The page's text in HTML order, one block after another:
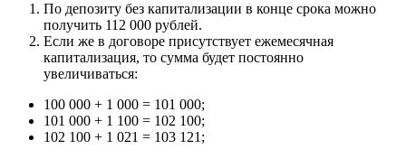
По депозиту без капитализации в конце срока можно
получить 112 000 рублей.
Если же в договоре присутствует ежемесячная
капитализация, то сумма будет постоянно
увеличиваться:
100 000 + 1 000 = 101 000;
101 000 + 1 100 = 102 100;
102 100 + 1 021 = 103 121;